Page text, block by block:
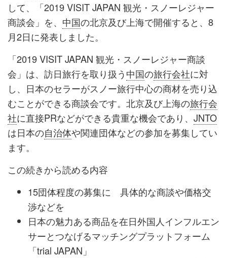
して、「2019 VISIT JAPAN 観光・スノーレジャー
商談会」を、 中国の北京及び上海で開催すると、8
月2日に発表しました。
「2019 VISIT JAPAN 観光・スノーレジャー商談
会」は、訪日旅行を取り扱う中国の旅行会社に対
し、日本のセラーがスノー旅行中心の商材を売り込
むことができる商談会です。北京及び上海の旅行会
社に直接PRなどができる貴重な機会であり、 JNTO
は日本の自治体や関連団体などの参加を募集してい
ます。
この続きから読める内容
15団体程度の募集に 具体的な商談や価格交
渉などを
日本の魅力ある商品を在日外国人インフルエン
サーとつなげるマッチングプラットフォーム
「trial JAPAN」